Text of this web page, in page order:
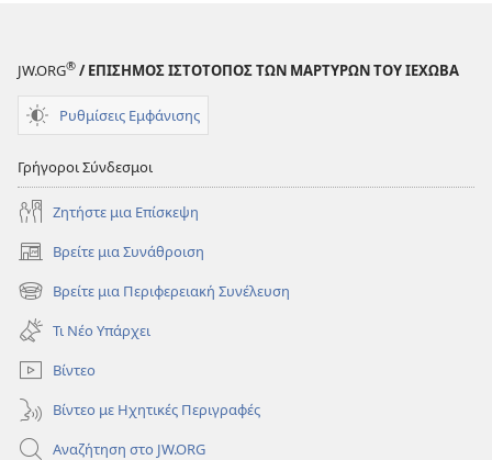
JW.ORG® / ΕΠΙΣΗΜΟΣ ΙΣΤΟΤΟΠΟΣ ΤΩΝ ΜΑΡΤΥΡΩΝ ΤΟΥ ΙΕΧΩΒΑ
Ρυθμίσεις Εμφάνισης
Γρήγοροι Σύνδεσμοι
Ζητήστε μια Επίσκεψη
Βρείτε μια Συνάθροιση
(ανοίγει
νέο
παράθυρο)
Βρείτε μια Περιφερειακή Συνέλευση
(ανοίγει
νέο
παράθυρο)
Τι Νέο Υπάρχει
Βίντεο
Βίντεο με Ηχητικές Περιγραφές
Αναζήτηση στο JW.ORG